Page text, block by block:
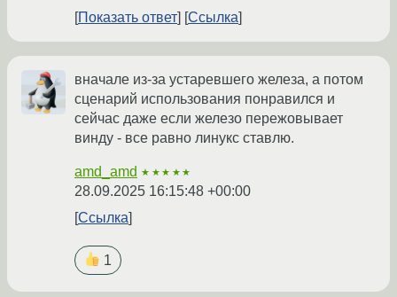
Показать ответ
Ссылка
вначале из-за устаревшего железа, а потом
сценарий использования понравился и
сейчас даже если железо пережовывает
винду - все равно линукс ставлю.
amd_amd ★★★★★
28.09.2025 16:15:48 +00:00
Ссылка
1